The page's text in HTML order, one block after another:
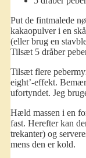
Put de fintmalede
kakaopulver i en
(eller brug en
Tilsæt 5 dråber
Tilsæt flere
eight’-effekt.
ufortyndet. Jeg
Hæld massen i en
fast. Herefter kan
trekanter) og
mens den er kold.